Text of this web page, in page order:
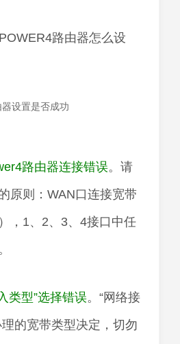
设置是否成功
路由器连接错误。请
原则：WAN口连接宽带
，1、2、3、4接口中任
类型”选择错误。“网络接
的宽带类型决定，切勿